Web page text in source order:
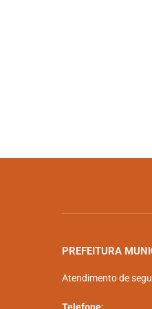
PREFEITURA
Atendimento de